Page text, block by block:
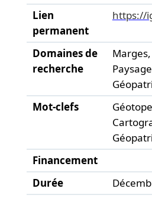
Lien
permanent
https://
Domaines de
recherche
Mot-clefs
Géotope
Financement
Durée